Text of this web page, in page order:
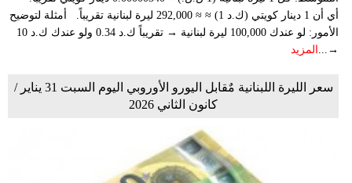
أي أن 1 دينار كويتي (ك.د 1) ≈ ≈ 292,000 ليرة لبنانية تقريباً. أمثلة لتوضيح
الأمور: لو عندك 100,000 ليرة لبنانية → تقريباً ك.د 0.34 ولو عندك ك.د 10
→... المزيد
سعر الليرة اللبنانية مٌقابل اليورو الأوروبي اليوم السبت 31 يناير /
كانون الثاني 2026